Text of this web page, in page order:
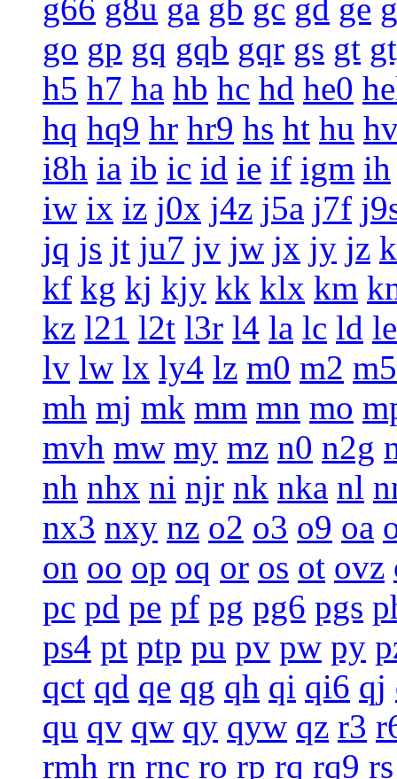
g66 g8u ga gb gc gd ge
go gp gq gqb gqr gs gt
h5 h7 ha hb hc hd he0
hq hq9 hr hr9 hs ht hu
i8h ia ib ic id ie if igm ih
iw ix iz j0x j4z j5a j7f
jq js jt ju7 jv jw jx jy jz
kf kg kj kjy kk klx km
kz l21 l2t l3r l4 la lc ld le
lv lw lx ly4 lz m0 m2
mh mj mk mm mn mo
mvh mw my mz n0 n2g
nh nhx ni njr nk nka nl
nx3 nxy nz o2 o3 o9 oa
on oo op oq or os ot ovz
pc pd pe pf pg pg6 pgs
ps4 pt ptp pu pv pw py
qct qd qe qg qh qi qi6 qj
qu qv qw qy qyw qz r3
rmh rn rnc ro rp rq rq9 rs